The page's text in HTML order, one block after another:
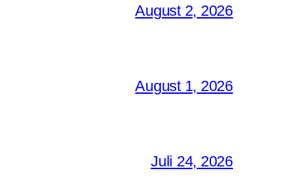
August 2, 2026
August 1, 2026
Juli 24, 2026